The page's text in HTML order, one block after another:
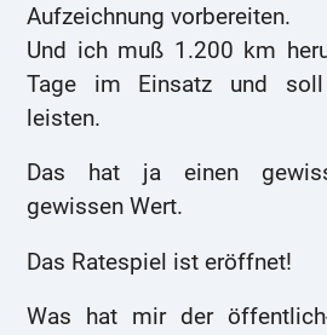
Aufzeichnung vorbereiten.
Und ich muß 1.200 km
Tage im Einsatz und soll
leisten.
Das hat ja einen
gewissen Wert.
Das Ratespiel ist eröffnet!
Was hat mir der